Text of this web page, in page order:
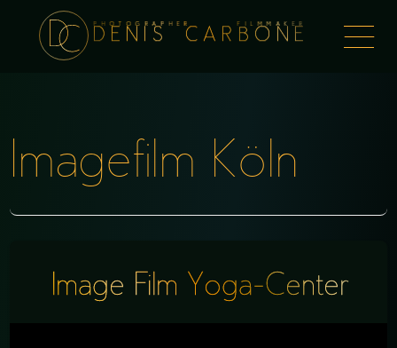
PHOTOGRAPHER FILMMAKER
DENIS CARBONE
Imagefilm Köln
Image Film Yoga-Center